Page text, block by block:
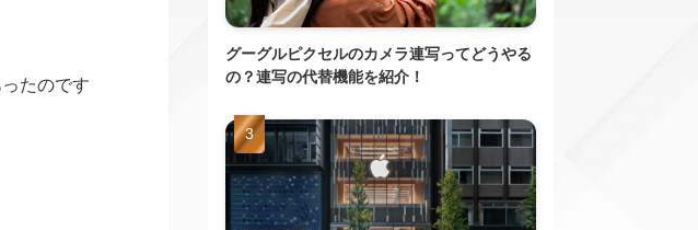
たのです
グーグルピクセルのカメラ連写ってどうやる
の？連写の代替機能を紹介！